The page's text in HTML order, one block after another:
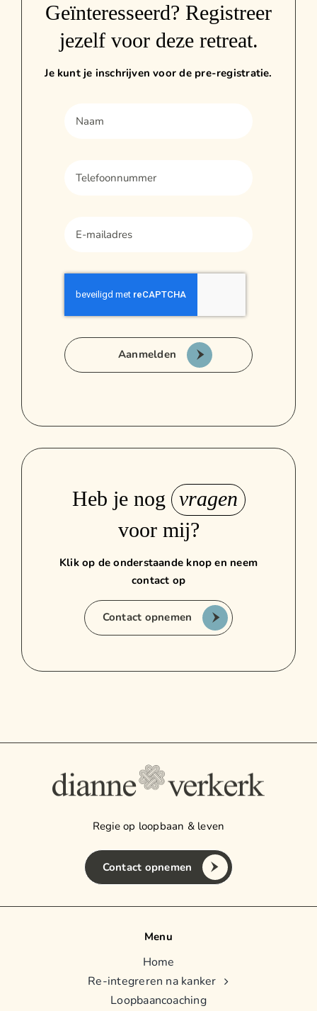
Geïnteresseerd? Registreer
jezelf voor deze retreat.
Je kunt je inschrijven voor de pre-registratie.
Aanmelden
Heb je nog
vragen
voor mij?
Klik op de onderstaande knop en neem
contact op
Contact opnemen
Regie op loopbaan & leven
Contact opnemen
Menu
Home
Re-integreren na kanker
Loopbaancoaching